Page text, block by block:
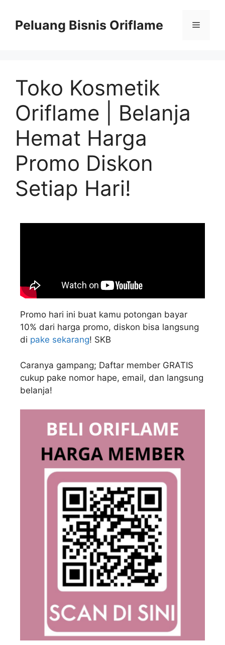
Peluang Bisnis Oriflame
Toko Kosmetik
Oriflame | Belanja
Hemat Harga
Promo Diskon
Setiap Hari!
Promo hari ini buat kamu potongan bayar
10% dari harga promo, diskon bisa langsung
di pake sekarang! SKB
Caranya gampang; Daftar member GRATIS
cukup pake nomor hape, email, dan langsung
belanja!